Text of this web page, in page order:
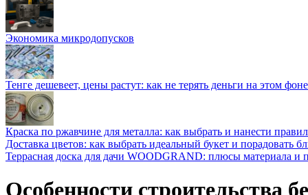
Экономика микродопусков
Тенге дешевеет, цены растут: как не терять деньги на этом фоне
Краска по ржавчине для металла: как выбрать и нанести
Доставка цветов: как выбрать идеальный букет и порадовать
Террасная доска для дачи WOODGRAND: плюсы материала и
Особенности строительства